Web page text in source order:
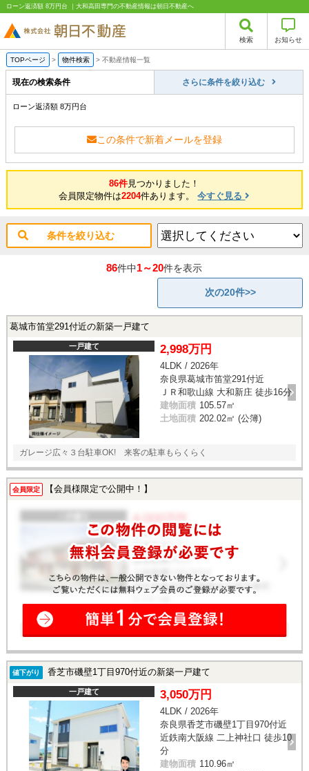
ローン返済額 8万円台 ｜大和高田専門の不動産情報は朝日不動産へ
検索 お知らせ
TOPページ > 物件検索 > 不動産情報一覧
現在の検索条件 さらに条件を絞り込む
ローン返済額 8万円台
この条件で新着メールを登録
86件見つかりました！
会員限定物件は2204件あります。今すぐ見る
条件を絞り込む
86件中1～20件を表示
次の20件>>
葛城市笛堂291付近の新築一戸建て
一戸建て 2,998万円
4LDK / 2026年
奈良県葛城市笛堂291付近
ＪＲ和歌山線 大和新庄 徒歩16分
建物面積 105.57㎡
土地面積 202.02㎡ (公簿)
ガレージ広々３台駐車OK! 来客の駐車もらくらく
会員限定 【会員様限定で公開中！】
値下がり 香芝市磯壁1丁目970付近の新築一戸建て
一戸建て 3,050万円
4LDK / 2026年
奈良県香芝市磯壁1丁目970付近
近鉄南大阪線 二上神社口 徒歩10
分
建物面積 110.96㎡